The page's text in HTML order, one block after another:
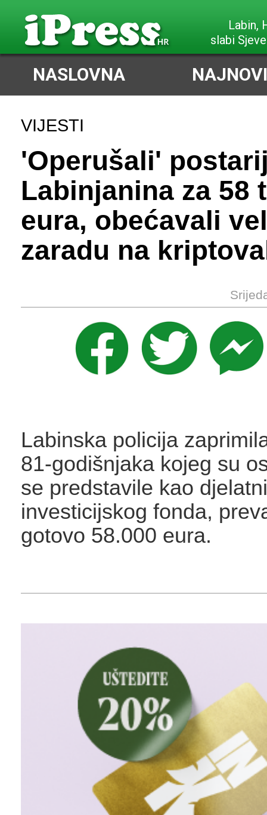
Labin,
slabi
NASLOVNA
VIJESTI
'Operušali'
Labinjanina za 58
eura, obećavali
zaradu na
Labinska policija
81-godišnjaka kojeg su
se predstavile kao
investicijskog fonda,
gotovo 58.000 eura.